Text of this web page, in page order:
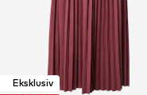
Eksklusiv